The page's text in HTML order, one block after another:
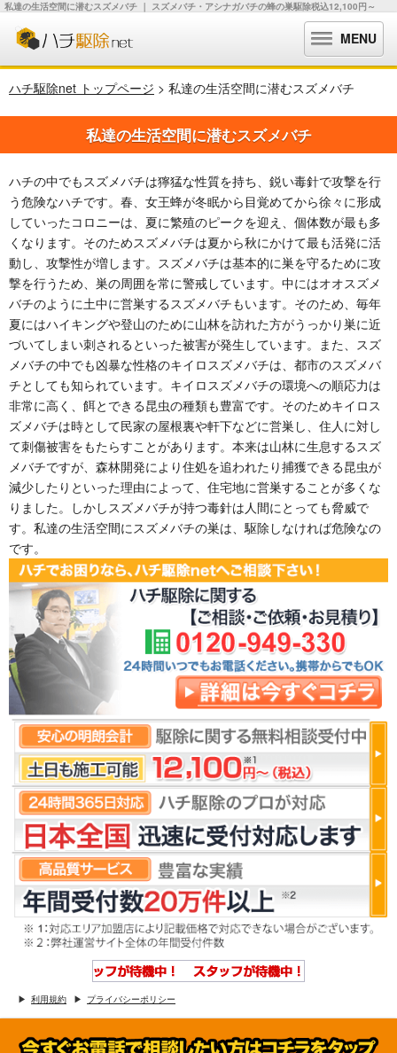
私達の生活空間に潜むスズメバチ ｜ スズメバチ・アシナガバチの蜂の巣駆除税込12,100円～
MENU
ハチ駆除net トップページ > 私達の生活空間に潜むスズメバチ
私達の生活空間に潜むスズメバチ
ハチの中でもスズメバチは獰猛な性質を持ち、鋭い毒針で攻撃を行
う危険なハチです。春、女王蜂が冬眠から目覚めてから徐々に形成
していったコロニーは、夏に繁殖のピークを迎え、個体数が最も多
くなります。そのためスズメバチは夏から秋にかけて最も活発に活
動し、攻撃性が増します。スズメバチは基本的に巣を守るために攻
撃を行うため、巣の周囲を常に警戒しています。中にはオオスズメ
バチのように土中に営巣するスズメバチもいます。そのため、毎年
夏にはハイキングや登山のために山林を訪れた方がうっかり巣に近
づいてしまい刺されるといった被害が発生しています。また、スズ
メバチの中でも凶暴な性格のキイロスズメバチは、都市のスズメバ
チとしても知られています。キイロスズメバチの環境への順応力は
非常に高く、餌とできる昆虫の種類も豊富です。そのためキイロス
ズメバチは時として民家の屋根裏や軒下などに営巣し、住人に対し
て刺傷被害をもたらすことがあります。本来は山林に生息するスズ
メバチですが、森林開発により住処を追われたり捕獲できる昆虫が
減少したりといった理由によって、住宅地に営巣することが多くな
りました。しかしスズメバチが持つ毒針は人間にとっても脅威で
す。私達の生活空間にスズメバチの巣は、駆除しなければ危険なの
です。
利用規約 プライバシーポリシー